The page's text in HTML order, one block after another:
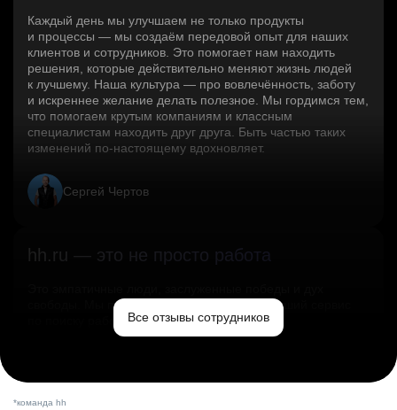
Каждый день мы улучшаем не только продукты
и процессы — мы создаём передовой опыт для наших
клиентов и сотрудников. Это помогает нам находить
решения, которые действительно меняют жизнь людей
к лучшему. Наша культура — про вовлечённость, заботу
и искреннее желание делать полезное. Мы гордимся тем,
что помогаем крутым компаниям и классным
специалистам находить друг друга. Быть частью таких
изменений по‑настоящему вдохновляет.
Сергей Чертов
hh.ru — это не просто работа
свободы. Мы помогаем миру и создаём лучший сервис
по поиску работы в стране.Все отзывы сотрудников
*команда hh